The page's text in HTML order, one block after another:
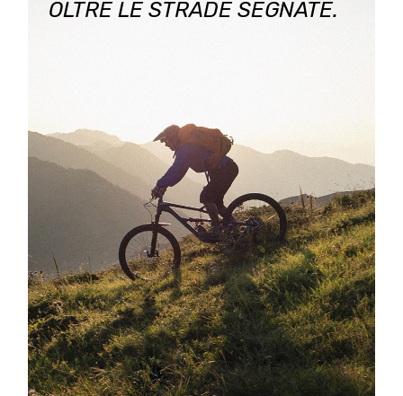
OLTRE LE STRADE SEGNATE.